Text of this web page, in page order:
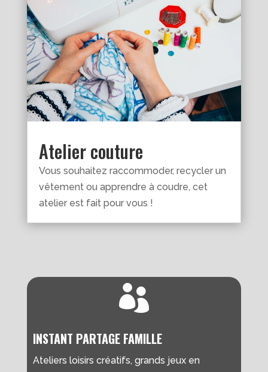
Atelier couture
Vous souhaitez raccommoder, recycler un
vêtement ou apprendre à coudre, cet
atelier est fait pour vous !

INSTANT PARTAGE FAMILLE
Ateliers loisirs créatifs, grands jeux en